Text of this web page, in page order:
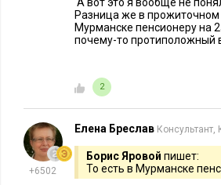
6 регионов, где превышение самое
Ненецкий автономный округ
Ямало-Ненецкий авт. округ
Разница же в прожиточном
Мурманске пенсионеру на
почему-то протиположный
2
+6502
Елена Бреслав Консультант,
Борис Яровой пишет:
То есть в Мурманске